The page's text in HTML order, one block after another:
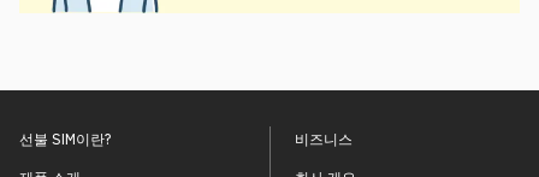
선불 SIM이란?
비즈니스